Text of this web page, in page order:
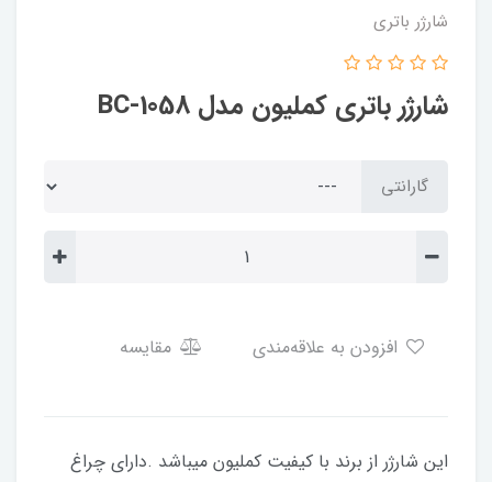
شارژر باتری
شارژر باتری کملیون مدل BC-1058
گارانتی
مقایسه
این شارژر از برند با کیفیت کملیون میباشد .دارای چراغ